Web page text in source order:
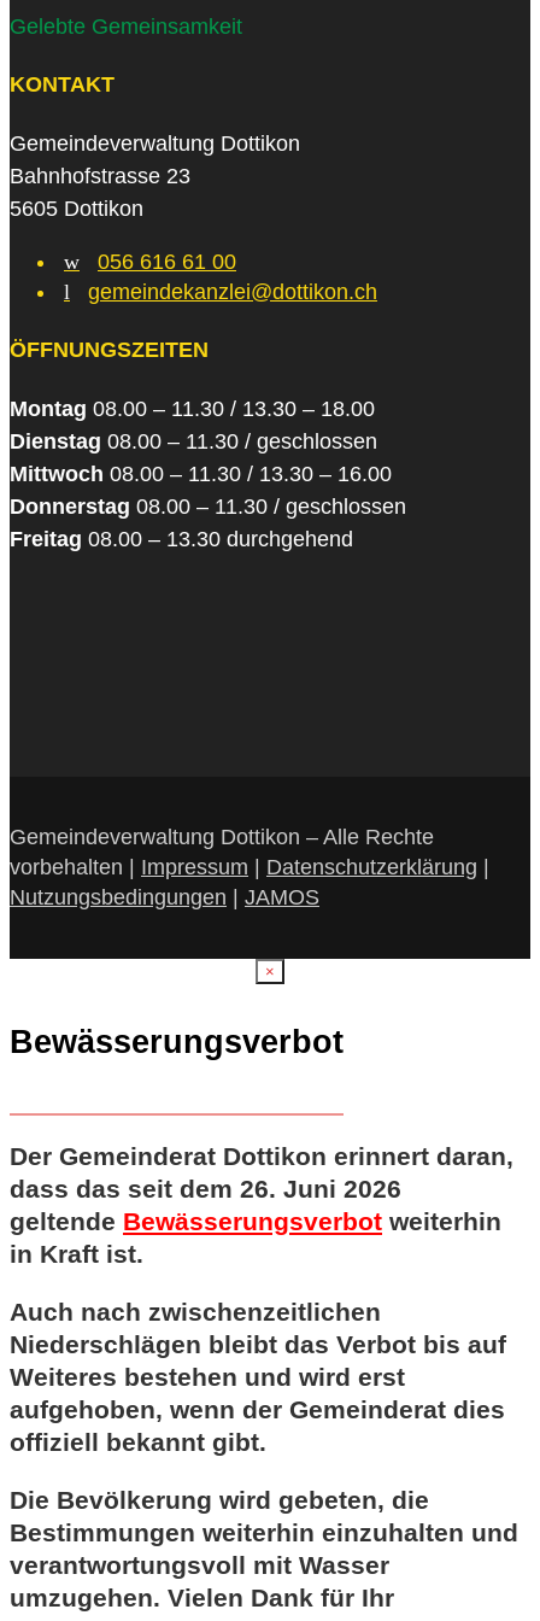
Gelebte Gemeinsamkeit
KONTAKT
Gemeindeverwaltung Dottikon
Bahnhofstrasse 23
5605 Dottikon
w
056 616 61 00
l
gemeindekanzlei@dottikon.ch
ÖFFNUNGSZEITEN
Montag 08.00 – 11.30 / 13.30 – 18.00
Dienstag 08.00 – 11.30 / geschlossen
Mittwoch 08.00 – 11.30 / 13.30 – 16.00
Donnerstag 08.00 – 11.30 / geschlossen
Freitag 08.00 – 13.30 durchgehend
Gemeindeverwaltung Dottikon – Alle Rechte
vorbehalten | Impressum Datenschutzerklärung
Nutzungsbedingungen
JAMOS
×
Bewässerungsverbot
Der Gemeinderat Dottikon erinnert daran,
dass das seit dem 26. Juni 2026
geltende Bewässerungsverbot weiterhin
in Kraft ist.
Auch nach zwischenzeitlichen
Niederschlägen bleibt das Verbot bis auf
Weiteres bestehen und wird erst
aufgehoben, wenn der Gemeinderat dies
offiziell bekannt gibt.
Die Bevölkerung wird gebeten, die
Bestimmungen weiterhin einzuhalten und
verantwortungsvoll mit Wasser
umzugehen. Vielen Dank für Ihr